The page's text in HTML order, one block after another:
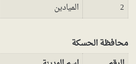
2
الميادين
محافظة الحسكة